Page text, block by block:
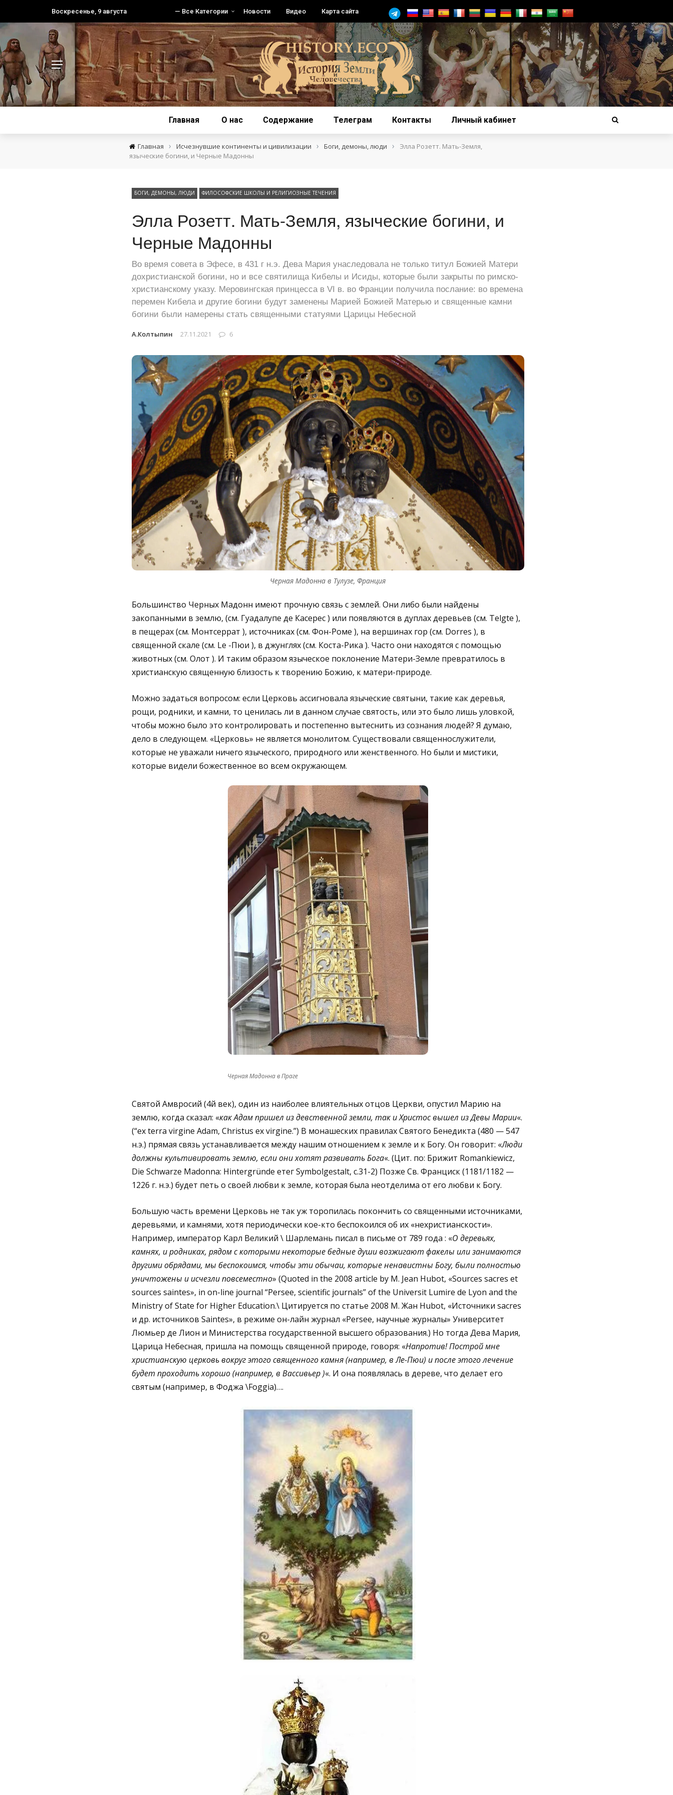
Воскресенье, 9 августа — Все Категории Новости Видео Карта сайта
Главная О нас Содержание Телеграм Контакты Личный кабинет
Главная › Исчезнувшие континенты и цивилизации › Боги, демоны, люди ›
Элла Розетт. Мать-Земля,
языческие богини, и Черные Мадонны
БОГИ, ДЕМОНЫ, ЛЮДИ ФИЛОСОФСКИЕ ШКОЛЫ И РЕЛИГИОЗНЫЕ ТЕЧЕНИЯ
Элла Розетт. Мать-Земля, языческие богини, и
Черные Мадонны
Во время совета в Эфесе, в 431 г н.э. Дева Мария унаследовала не только титул Божией Матери
дохристианской богини, но и все святилища Кибелы и Исиды, которые были закрыты по римско-
христианскому указу. Меровингская принцесса в VI в. во Франции получила послание: во времена
перемен Кибела и другие богини будут заменены Марией Божией Матерью и священные камни
богини были намерены стать священными статуями Царицы Небесной
А.Колтыпин 27.11.2021 6
Черная Мадонна в Тулузе, Франция
Большинство Черных Мадонн имеют прочную связь с землей. Они либо были найдены
закопанными в землю, (см. Гуадалупе де Касерес ) или появляются в дуплах деревьев (см. Telgte ),
в пещерах (см. Монтсеррат ), источниках (см. Фон-Роме ), на вершинах гор (см. Dorres ), в
священной скале (см. Le -Пюи ), в джунглях (см. Коста-Рика ). Часто они находятся с помощью
животных (см. Олот ). И таким образом языческое поклонение Матери-Земле превратилось в
христианскую священную близость к творению Божию, к матери-природе.
Можно задаться вопросом: если Церковь ассигновала языческие святыни, такие как деревья,
рощи, родники, и камни, то ценилась ли в данном случае святость, или это было лишь уловкой,
чтобы можно было это контролировать и постепенно вытеснить из сознания людей? Я думаю,
дело в следующем. «Церковь» не является монолитом. Существовали священнослужители,
которые не уважали ничего языческого, природного или женственного. Но были и мистики,
которые видели божественное во всем окружающем.
Черная Мадонна в Праге
Святой Амвросий (4й век), один из наиболее влиятельных отцов Церкви, опустил Марию на
землю, когда сказал: «как Адам пришел из девственной земли, так и Христос вышел из Девы Марии«.
(“ex terra virgine Adam, Christus ex virgine.”) В монашеских правилах Святого Бенедикта (480 — 547
н.э.) прямая связь устанавливается между нашим отношением к земле и к Богу. Он говорит: «Люди
должны культивировать землю, если они хотят развивать Бога«. (Цит. по: Брижит Romankiewicz,
Die Schwarze Madonna: Hintergründe етег Symbolgestalt, с.31-2) Позже Св. Франциск (1181/1182 —
1226 г. н.э.) будет петь о своей любви к земле, которая была неотделима от его любви к Богу.
Большую часть времени Церковь не так уж торопилась покончить со священными источниками,
деревьями, и камнями, хотя периодически кое-кто беспокоился об их «нехристианскости».
Например, император Карл Великий \ Шарлемань писал в письме от 789 года : «О деревьях,
камнях, и родниках, рядом с которыми некоторые бедные души возжигают факелы или занимаются
другими обрядами, мы беспокоимся, чтобы эти обычаи, которые ненавистны Богу, были полностью
уничтожены и исчезли повсеместно» (Quoted in the 2008 article by M. Jean Hubot, «Sources sacres et
sources saintes», in on-line journal “Persee, scientific journals” of the Universit Lumire de Lyon and the
Ministry of State for Higher Education.\ Цитируется по статье 2008 М. Жан Hubot, «Источники sacres
и др. источников Saintes», в режиме он-лайн журнал «Persee, научные журналы» Университет
Люмьер де Лион и Министерства государственной высшего образования.) Но тогда Дева Мария,
Царица Небесная, пришла на помощь священной природе, говоря: «Напротив! Построй мне
христианскую церковь вокруг этого священного камня (например, в Ле-Пюи) и после этого лечение
будет проходить хорошо (например, в Вассивьер )«. И она появлялась в дереве, что делает его
святым (например, в Фоджа \Foggia)….